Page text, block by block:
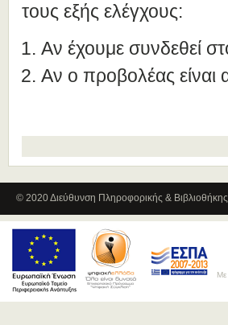
τους εξής ελέγχους:
Αν έχουμε συνδεθεί
Αν ο προβολέας είναι
© 2020 Διεύθυνση Πληροφορικής &
Με